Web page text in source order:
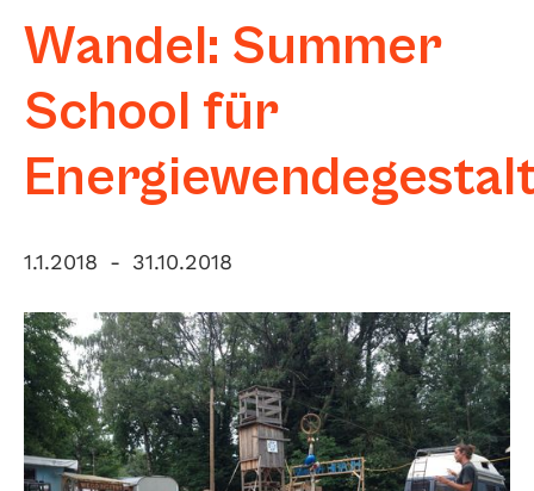
Wandel: Summer
School für
1.1.2018 - 31.10.2018